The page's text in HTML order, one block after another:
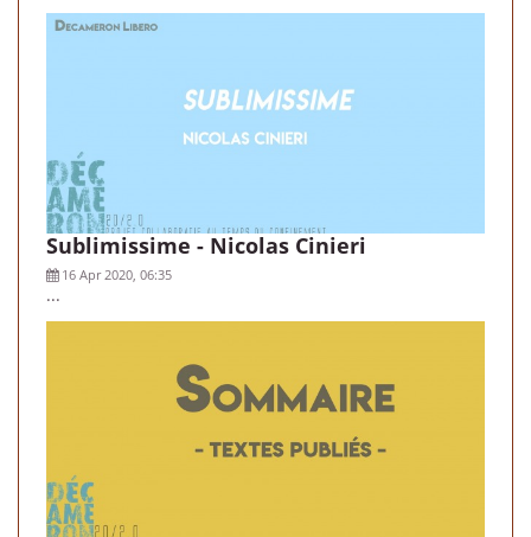
Sublimissime - Nicolas Cinieri
16 Apr 2020, 06:35
...